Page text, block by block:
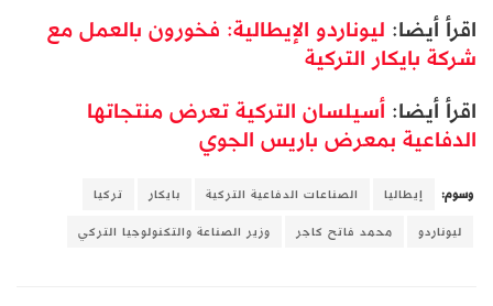
اقرأ أيضا: ليوناردو الإيطالية: فخورون بالعمل مع
شركة بايكار التركية
اقرأ أيضا:أسيلسان التركية تعرض منتجاتها
الدفاعية بمعرض باريس الجوي
وسوم: إيطاليا الصناعات الدفاعية التركية بايكار
تركيا
ليوناردو
محمد فاتح كاجر وزير الصناعة والتكنولوجيا التركي